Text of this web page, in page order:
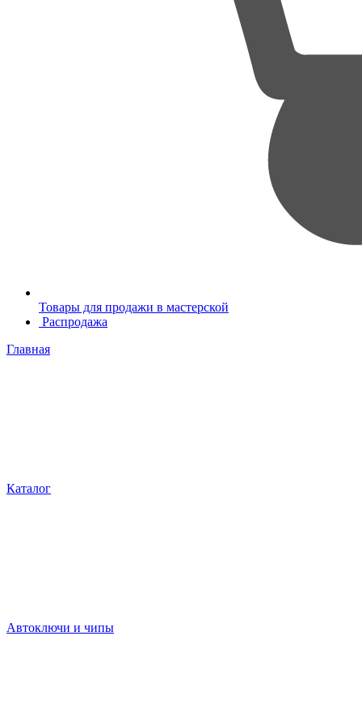
Товары для продажи в мастерской
Распродажа
Главная
Каталог
Автоключи и чипы